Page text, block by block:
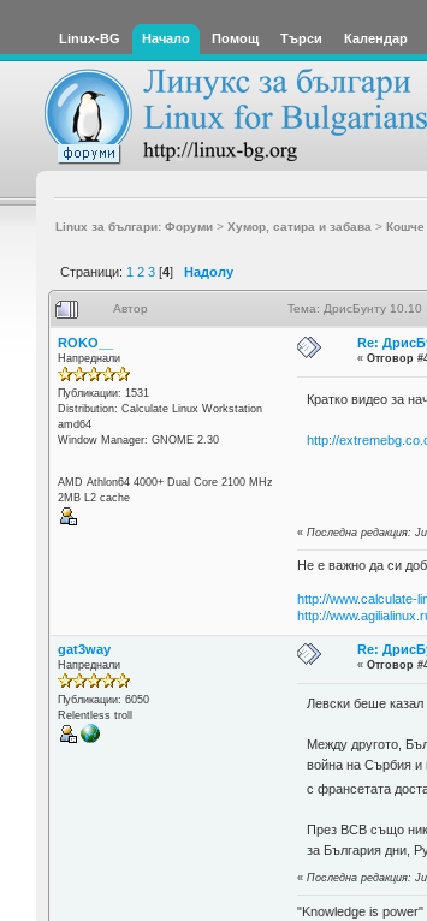
Linux-BG Начало Помощ Търси Календар
Linux за българи: Форуми> Хумор, сатира и забава > Кошче
Страници: 1 2 3 [4] Надолу
Автор Тема: ДрисБунту
ROKO__
Напреднали
Публикации: 1531
Distribution: Calculate Linux Workstation
amd64
Window Manager: GNOME 2.30
AMD Athlon64 4000+ Dual Core 2100 MHz
2MB L2 cache
Re:
«Отговор
Кратко видео за
http://
«Последна редакция:
Не е важно да си
http://www.calculate-
http://
gat3way
Напреднали
Публикации: 6050
Relentless troll
Re:
«Отговор
Левски беше казал
Между другото,
война на Сърбия и
с франсетата
През ВСВ също
за България дни,
«Последна редакция:
"Knowledge is